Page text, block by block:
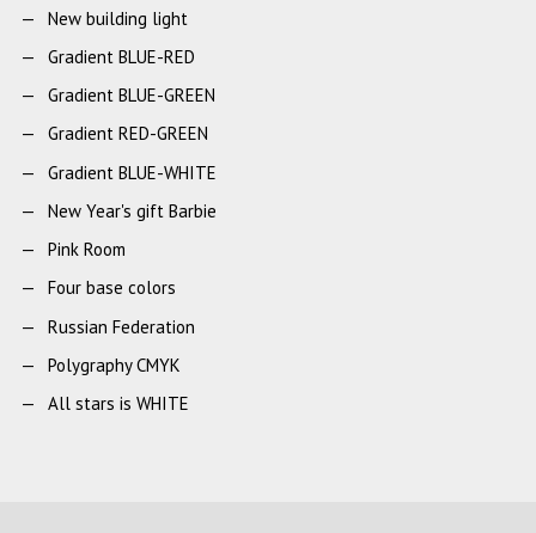
New building light
Gradient BLUE-RED
Gradient BLUE-GREEN
Gradient RED-GREEN
Gradient BLUE-WHITE
New Year's gift Barbie
Pink Room
Four base colors
Russian Federation
Polygraphy CMYK
All stars is WHITE